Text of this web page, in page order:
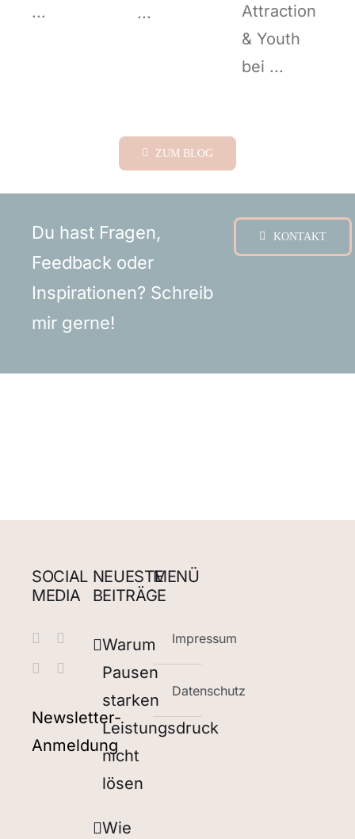
...
...
Attraction
& Youth
bei ...
ZUM BLOG
Du hast Fragen,
Feedback oder
Inspirationen? Schreib
mir gerne!
KONTAKT
SOCIAL
MEDIA
Newsletter-
Anmeldung
NEUESTE
BEITRÄGE
Warum
Pausen
starken
Leistungsdruck
nicht
lösen
Wie
MENÜ
Impressum
Datenschutz